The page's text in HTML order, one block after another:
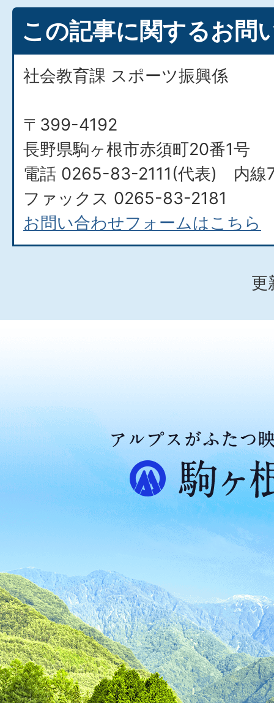
この記事に関するお問
社会教育課 スポーツ振興係
〒399-4192
長野県駒ヶ根市赤須町20番1号
電話 0265-83-2111(代表) 内線
ファックス 0265-83-2181
お問い合わせフォームはこちら
更
ア
ル
プ
ス
が
た
つ
映
え
る